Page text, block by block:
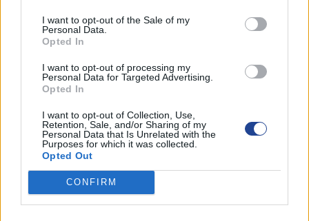
I want to opt-out of the Sale of my
Personal Data.
Opted In
I want to opt-out of processing my
Personal Data for Targeted Advertising.
Opted In
I want to opt-out of Collection, Use,
Retention, Sale, and/or Sharing of my
Personal Data that Is Unrelated with the
Purposes for which it was collected.
Opted Out
CONFIRM
ΚΑΤΗΓΟΡΙΕΣ ΝΕΩΝ
ΑΜΜΟΧΩΣΤΟΣ